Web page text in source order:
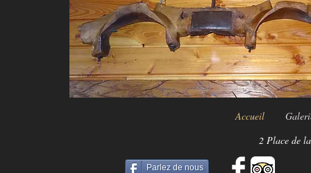
Accueil
2 Place de
Parlez de nous